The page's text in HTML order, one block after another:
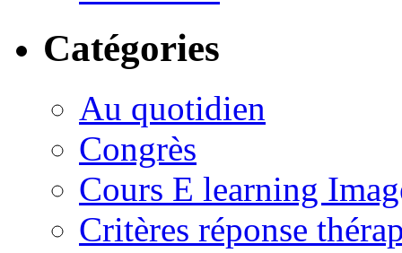
Catégories
Au quotidien
Congrès
Cours E learning
Critères réponse